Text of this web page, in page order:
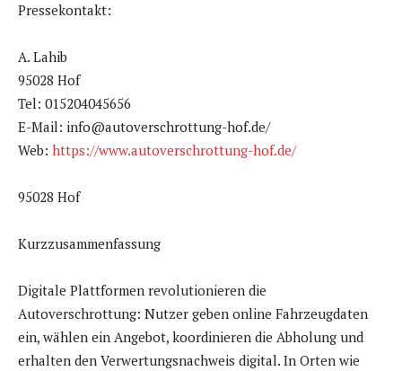
Pressekontakt:
A. Lahib
95028 Hof
Tel: 015204045656
E-Mail: info@autoverschrottung-hof.de/
Web: https://www.autoverschrottung-hof.de/
95028 Hof
Kurzzusammenfassung
Digitale Plattformen revolutionieren die
Autoverschrottung: Nutzer geben online Fahrzeugdaten
ein, wählen ein Angebot, koordinieren die Abholung und
erhalten den Verwertungsnachweis digital. In Orten wie